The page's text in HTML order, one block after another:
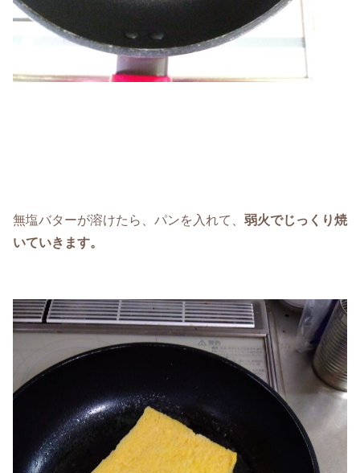
無塩バターが溶けたら、パンを入れて、 弱火でじっくり焼
いていきます。